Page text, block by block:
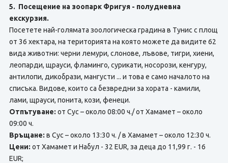
5. Посещение на зоопарк Фригуя - полудневна
екскурзия.
Посетете най-голямата зоологическа градина в Тунис с площ
от 36 хектара, на територията на която можете да видите 62
вида животни: черни лемури, слонове, лъвове, тигри, хиени,
леопарди, щрауси, фламинго, сурикати, носорози, кенгуру,
антилопи, дикобрази, мангусти ... и това е само началото на
списъка. Видове, които са безвредни за хората - камили,
лами, щрауси, понита, кози, фенеци.
Отпътуване: от Сус – около 08:00 ч./ от Хамамет – около
09:00 ч.
Връщане: в Сус – около 13:30 ч. / в Хамамет – около 12:30 ч.
Цени: от Хамамет и Набул - 32 EUR, за деца до 11,99 г. - 16
EUR;